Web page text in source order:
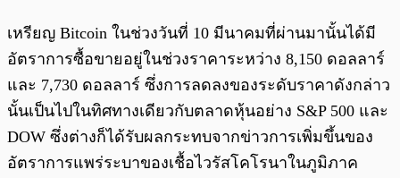
เหรียญ Bitcoin ในช่วงวันที่ 10 มีนาคมที่ผ่านมานั้นได้มี
อัตราการซื้อขายอยู่ในช่วงราคาระหว่าง 8,150 ดอลลาร์
และ 7,730 ดอลลาร์ ซึ่งการลดลงของระดับราคาดังกล่าว
นั้นเป็นไปในทิศทางเดียวกับตลาดหุ้นอย่าง S&P 500 และ
DOW ซึ่งต่างก็ได้รับผลกระทบจากข่าวการเพิ่มขึ้นของ
อัตราการแพร่ระบาของเชื้อไวรัสโคโรนาในภูมิภาค